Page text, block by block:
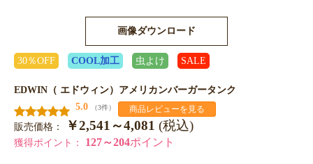
画像ダウンロード
30％OFF COOL加工 虫よけ SALE
EDWIN（ エドウィン）アメリカンバーガータンク
5.0
（3件） 商品レビューを見る
販売価格： ￥2,541～4,081 (税込)
獲得ポイント： 127～204ポイント